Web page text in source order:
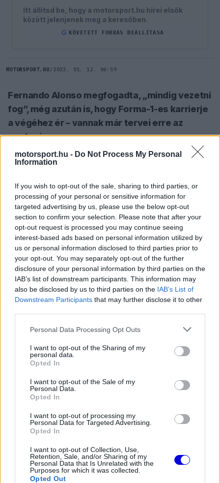
motorsport.hu - Do Not Process My Personal
Information
If you wish to opt-out of the sale, sharing to third parties, or
processing of your personal or sensitive information for
targeted advertising by us, please use the below opt-out
section to confirm your selection. Please note that after your
opt-out request is processed you may continue seeing
interest-based ads based on personal information utilized by
us or personal information disclosed to third parties prior to
your opt-out. You may separately opt-out of the further
disclosure of your personal information by third parties on the
IAB’s list of downstream participants. This information may
also be disclosed by us to third parties on the IAB’s List of
Downstream Participants that may further disclose it to other
Please note that this website/app uses one or more Google
not limited to your visit or usage behaviour. You may click to
grant or deny consent to Google and its third-party tags to
use your data for below specified purposes in below Google
consent section.
Personal Data Processing Opt Outs
I want to opt-out of the Sharing of my
personal data.
Opted In
I want to opt-out of the Sale of my
Personal Data.
Opted In
I want to opt-out of processing my
Personal Data for Targeted Advertising.
Opted In
I want to opt-out of Collection, Use,
Retention, Sale, and/or Sharing of my
Personal Data that Is Unrelated with the
Purposes for which it was collected.
Opted Out
Itt állítsd be, hogy a motorsport.hu hírei elsők
között jelenjenek meg a keresőben.
G KÖVETETT FORRÁS BEÁLLÍTÁSA
MOTORSPORT.HU / 2023. 01. 12. 06:59
Fernando Alonso megfogadta, „mindig vezetni
fog”, még azután is, hogy Forma-1-es karrierje
a végéhez ér – vannak már tervei erre az
esetre is.
A kétszeres világbajnok, aki az idei szezontól
Sebastian Vettel helyén az Aston Martinnál kezd
új kalandba, már korábban kijelentette, hogy a
versenyzői pályafutása után is szeretne náluk
maradni. Arra a kérdésre, hogy milyen
szerepkörben, ezt mondta:
mögött. Bármelyik csapatnál hasznos lehetek
majd és remélem, ez a csapat az
lesz, csak hogy folytathassuk, amit a következő
néhány évben fogunk csinálni.”
Video
This
the server or network failed or because the format
is not supported.